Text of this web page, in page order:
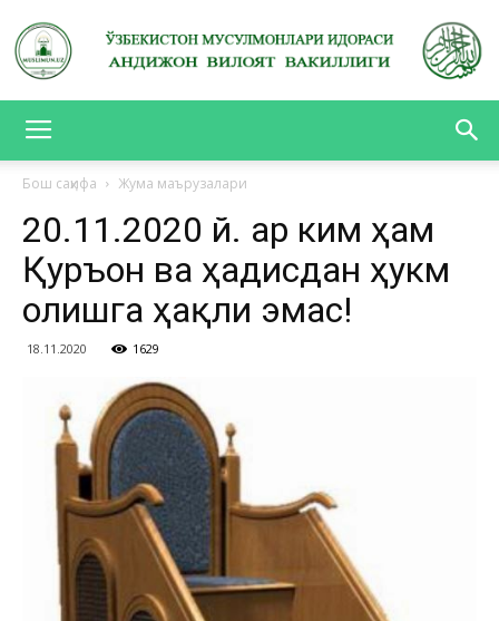
ВИЛОЯТ
Бош саҳифа Жума маърузалари
20.11.2020 й. Ҳар ким ҳам
Қуръон ва ҳадисдан ҳукм
олишга ҳақли эмас!
18.11.2020 1629